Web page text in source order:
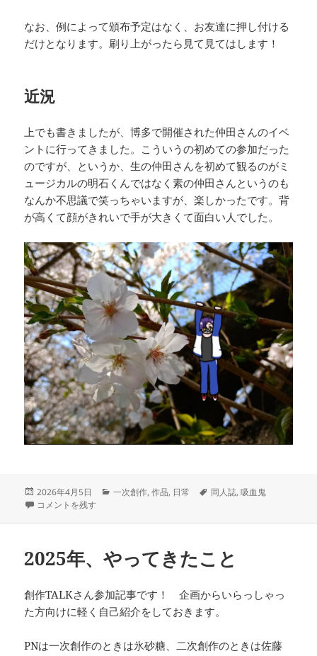
なお、例によって頒布予定はなく、お友達に押し付ける
だけとなります。刷り上がったら見て見てはします！
近況
上でも書きましたが、博多で開催された仲田さんのイベ
ントに行ってきました。こういうの初めての参加だった
のですが、というか、生の仲田さんを初めて観るのがミ
ュージカルの明石くんではなく素の仲田さんというのも
なんか不思議で笑っちゃいますが、楽しかったです。背
が高くて顔がきれいで手が大きくて面白い人でした。
投
稿
2026年4月5日
カ
一次創作,作品, 日常
タ
同人誌,吸血鬼
本を作るぞ！ に
コメントを残す
2025年、やってきたこと
創作TALKさん参加記事です！ 企画からいらっしゃっ
た方向けに軽く自己紹介をしておきます。
PNは一次創作のときは氷砂糖、二次創作のときは佐藤